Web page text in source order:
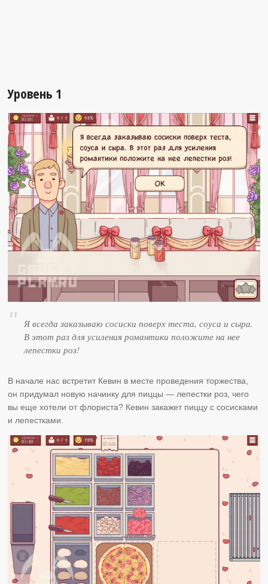
Уровень 1
Я всегда заказываю сосиски поверх теста, соуса и сыра.
В этот раз для усиления романтики положите на нее
лепестки роз!
В начале нас встретит Кевин в месте проведения торжества,
он придумал новую начинку для пиццы — лепестки роз, чего
вы еще хотели от флориста? Кевин закажет пиццу с сосисками
и лепестками.